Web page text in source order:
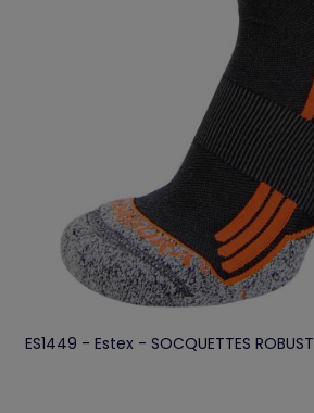
ES1449 - Estex - SOCQUETTES ROBUST